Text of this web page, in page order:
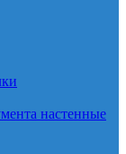
настенные